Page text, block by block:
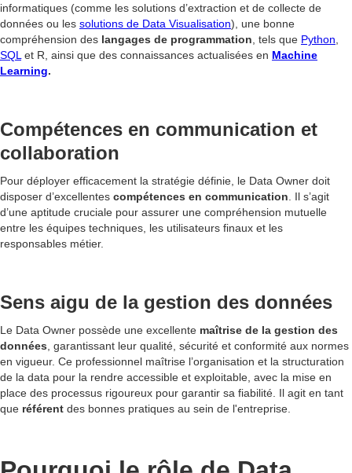
informatiques (comme les solutions d’extraction et de collecte de
données ou les solutions de Data Visualisation), une bonne
compréhension des langages de programmation , tels que Python
SQL et R, ainsi que des connaissances actualisées en Machine
Learning.
Compétences en communication et
collaboration
Pour déployer efficacement la stratégie définie, le Data Owner doit
disposer d’excellentes compétences en communication . Il s’agit
d’une aptitude cruciale pour assurer une compréhension mutuelle
entre les équipes techniques, les utilisateurs finaux et les
responsables métier.
Sens aigu de la gestion des données
Le Data Owner possède une excellente maîtrise de la gestion des
données , garantissant leur qualité, sécurité et conformité aux normes
en vigueur. Ce professionnel maîtrise l’organisation et la structuration
de la data pour la rendre accessible et exploitable, avec la mise en
place des processus rigoureux pour garantir sa fiabilité. Il agit en tant
que référent des bonnes pratiques au sein de l'entreprise.